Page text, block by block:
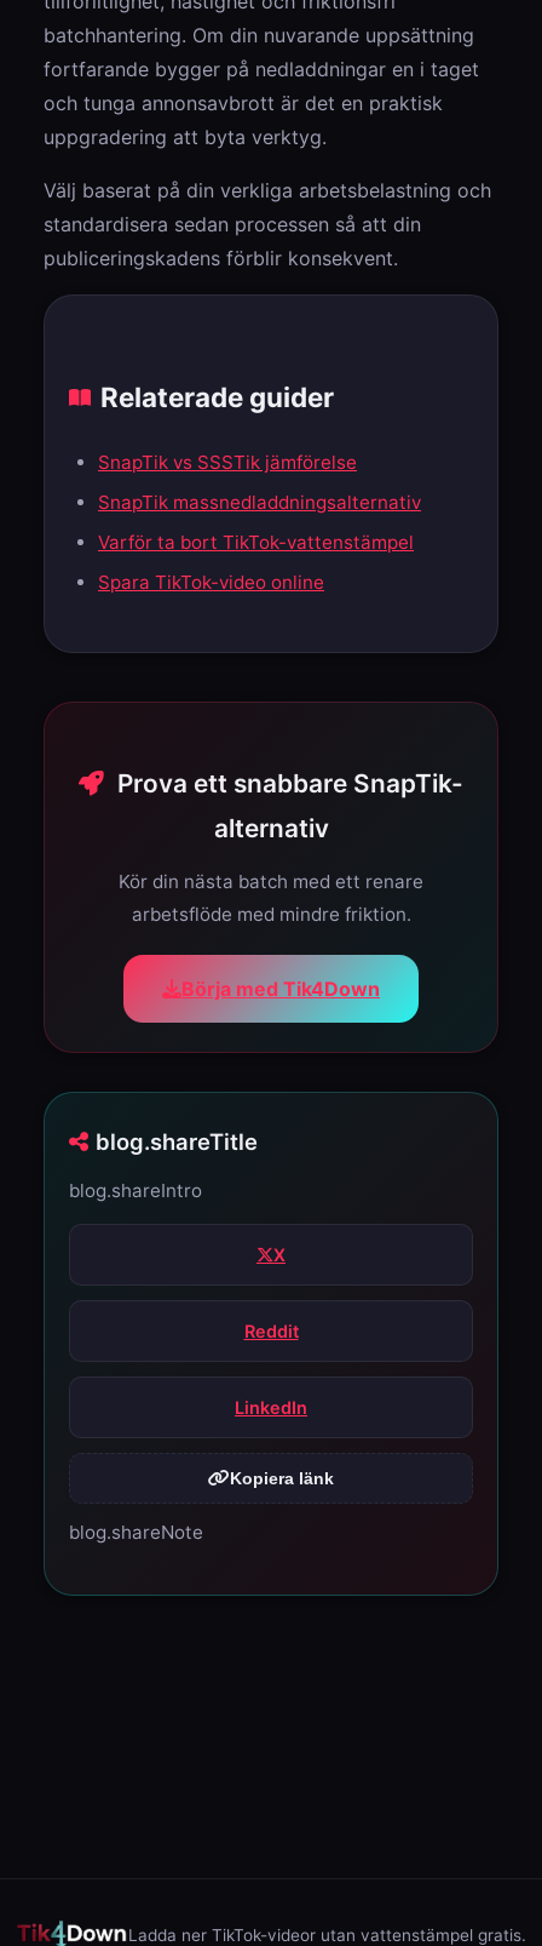
batchhantering. Om din nuvarande uppsättning
fortfarande bygger på nedladdningar en i taget
och tunga annonsavbrott är det en praktisk
uppgradering att byta verktyg.
Välj baserat på din verkliga arbetsbelastning och
standardisera sedan processen så att din
publiceringskadens förblir konsekvent.
Relaterade guider
SnapTik vs SSSTik jämförelse
SnapTik massnedladdningsalternativ
Varför ta bort TikTok-vattenstämpel
Spara TikTok-video online
Prova ett snabbare SnapTik-
alternativ
Kör din nästa batch med ett renare
arbetsflöde med mindre friktion.
Börja med Tik4Down
blog.shareTitle
blog.shareIntro
X
Reddit
LinkedIn
Kopiera länk
blog.shareNote
Ladda ner TikTok-videor utan vattenstämpel gratis.